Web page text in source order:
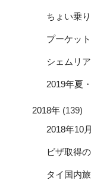
ちょい乗
プーケッ
シェムリ
2019年夏
2018年 (139)
2018年10
ビザ取得
タイ国内